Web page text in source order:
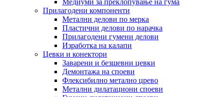
Медиуми за преклопување на гума
Прилагодени компоненти
Метални делови по мерка
Пластични делови по нарачка
Прилагодени гумени делови
Изработка на калапи
Цевки и конектори
Заварени и безшевни цевки
Демонтажа на споеви
Флексибилно метално црево
Метални дилатациони споеви